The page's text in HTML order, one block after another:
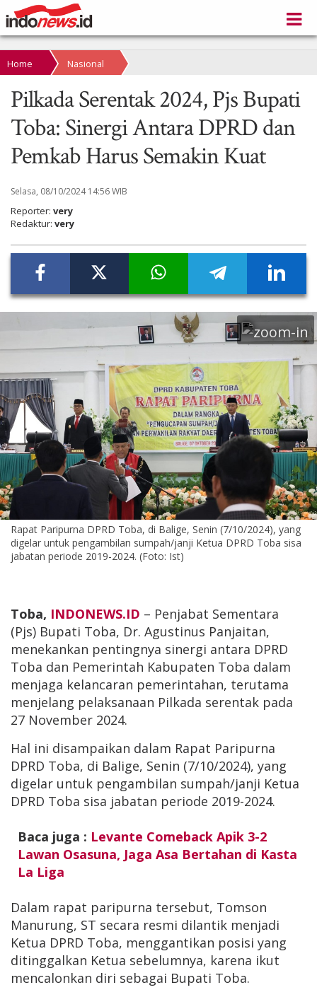
Home Nasional
Pilkada Serentak 2024, Pjs Bupati
Toba: Sinergi Antara DPRD dan
Pemkab Harus Semakin Kuat
Selasa, 08/10/2024 14:56 WIB
Reporter: very
Redaktur: very
Rapat Paripurna DPRD Toba, di Balige, Senin (7/10/2024), yang
digelar untuk pengambilan sumpah/janji Ketua DPRD Toba sisa
jabatan periode 2019-2024. (Foto: Ist)
Toba, INDONEWS.ID – Penjabat Sementara
(Pjs) Bupati Toba, Dr. Agustinus Panjaitan,
menekankan pentingnya sinergi antara DPRD
Toba dan Pemerintah Kabupaten Toba dalam
menjaga kelancaran pemerintahan, terutama
menjelang pelaksanaan Pilkada serentak pada
27 November 2024.
Hal ini disampaikan dalam Rapat Paripurna
DPRD Toba, di Balige, Senin (7/10/2024), yang
digelar untuk pengambilan sumpah/janji Ketua
DPRD Toba sisa jabatan periode 2019-2024.
Baca juga : Levante Comeback Apik 3-2
Lawan Osasuna, Jaga Asa Bertahan di Kasta
La Liga
Dalam rapat paripurna tersebut, Tomson
Manurung, ST secara resmi dilantik menjadi
Ketua DPRD Toba, menggantikan posisi yang
ditinggalkan Ketua sebelumnya, karena ikut
mencalonkan diri sebagai Bupati Toba.